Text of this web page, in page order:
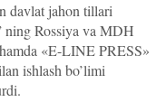
davlat jahon tillari
ning Rossiya va MDH
«E-LINE PRESS»
ishlash bo’limi